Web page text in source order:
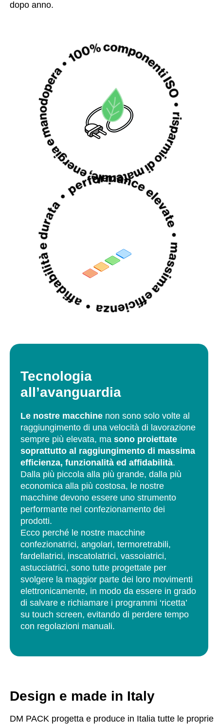
dopo anno.
Tecnologia
all’avanguardia
Le nostre macchine non sono solo volte al
raggiungimento di una velocità di lavorazione
sempre più elevata, masono proiettate
soprattutto al raggiungimento di massima
efficienza, funzionalità ed affidabilità.
Dalla più piccola alla più grande, dalla più
economica alla più costosa, le nostre
macchine devono essere uno strumento
performante nel confezionamento dei
prodotti.
Ecco perché le nostre macchine
confezionatrici, angolari, termoretrabili,
fardellatrici, inscatolatrici, vassoiatrici,
astucciatrici, sono tutte progettate per
svolgere la maggior parte dei loro movimenti
elettronicamente, in modo da essere in grado
di salvare e richiamare i programmi ‘ricetta’
su touch screen, evitando di perdere tempo
con regolazioni manuali.
Design e made in Italy
DM PACK progetta e produce in Italia tutte le proprie